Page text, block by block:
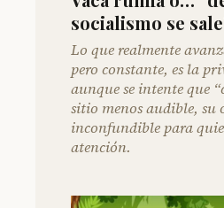
socialismo se
Lo que realmente
pero constante, es la
aunque se intente que
sitio menos audible, su
inconfundible para
atención.